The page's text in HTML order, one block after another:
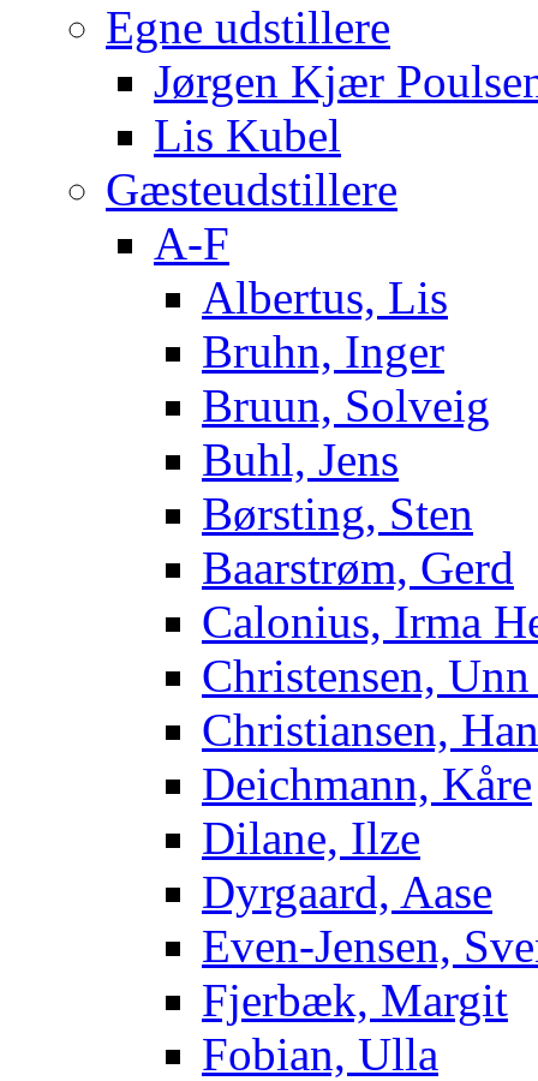
Egne udstillere
Jørgen Kjær
Lis Kubel
Gæsteudstillere
A-F
Albertus, Lis
Bruhn, Inger
Bruun, Solveig
Buhl, Jens
Børsting, Sten
Baarstrøm, Gerd
Calonius, Irma
Christensen,
Christiansen,
Deichmann, Kåre
Dilane, Ilze
Dyrgaard, Aase
Even-Jensen,
Fjerbæk, Margit
Fobian, Ulla